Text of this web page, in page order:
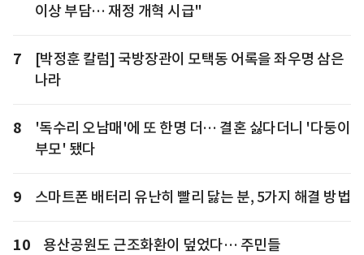
이상 부담… 재정 개혁 시급"
7
[박정훈 칼럼] 국방장관이 모택동 어록을 좌우명 삼은
나라
8
'독수리 오남매'에 또 한명 더… 결혼 싫다더니 '다둥이
부모' 됐다
9 스마트폰 배터리 유난히 빨리 닳는 분, 5가지 해결 방법
10
용산공원도 근조화환이 덮었다… 주민들